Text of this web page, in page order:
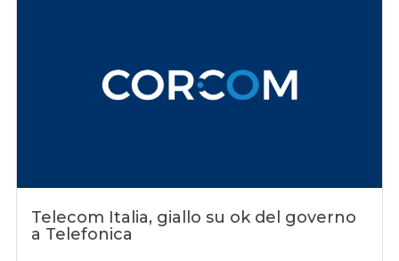
Telecom Italia, giallo su ok del governo
a Telefonica